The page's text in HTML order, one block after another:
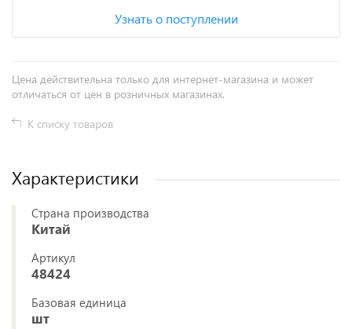
Узнать о поступлении
Цена действительна только для интернет-магазина и может
отличаться от цен в розничных магазинах.
К списку товаров
Характеристики
Страна производства
Китай
Артикул
48424
Базовая единица
шт